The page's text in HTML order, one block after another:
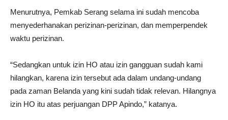
Menurutnya, Pemkab Serang selama ini sudah mencoba
menyederhanakan perizinan-perizinan, dan memperpendek
waktu perizinan.
“Sedangkan untuk izin HO atau izin gangguan sudah kami
hilangkan, karena izin tersebut ada dalam undang-undang
pada zaman Belanda yang kini sudah tidak relevan. Hilangnya
izin HO itu atas perjuangan DPP Apindo,” katanya.